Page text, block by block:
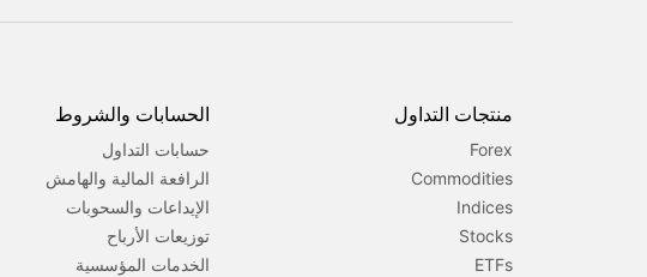
منتجات التداول
Forex
Commodities
Indices
Stocks
ETFs
الحسابات والشروط
حسابات التداول
الرافعة المالية والهامش
الإيداعات والسحوبات
توزيعات الأرباح
الخدمات المؤسسية